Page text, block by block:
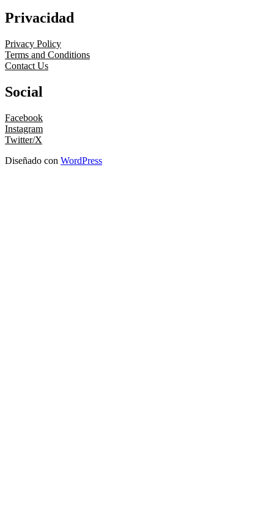
Privacidad
Privacy Policy
Terms and Conditions
Contact Us
Social
Facebook
Instagram
Twitter/X
Diseñado con WordPress